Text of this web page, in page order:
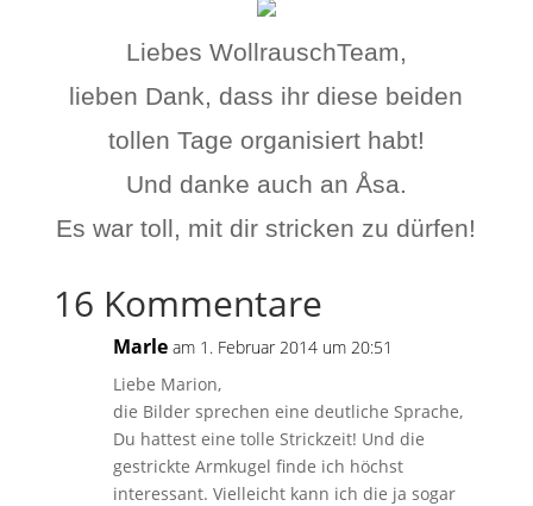
Liebes WollrauschTeam,
lieben Dank, dass ihr diese beiden
tollen Tage organisiert habt!
Und danke auch an Åsa.
Es war toll, mit dir stricken zu dürfen!
16 Kommentare
Marle am 1. Februar 2014 um 20:51
Liebe Marion,
die Bilder sprechen eine deutliche Sprache,
Du hattest eine tolle Strickzeit! Und die
gestrickte Armkugel finde ich höchst
interessant. Vielleicht kann ich die ja sogar